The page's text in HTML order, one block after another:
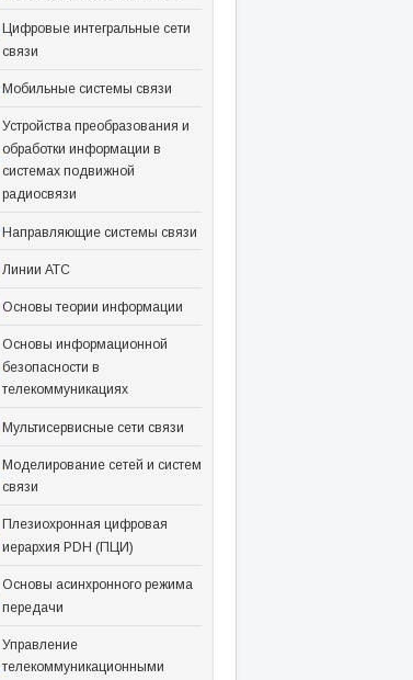
Цифровые интегральные сети
связи
Мобильные системы связи
Устройства преобразования и
обработки информации в
системах подвижной
радиосвязи
Направляющие системы связи
Линии АТС
Основы теории информации
Основы информационной
безопасности в
телекоммуникациях
Мультисервисные сети связи
Моделирование сетей и систем
связи
Плезиохронная цифровая
иерархия PDH (ПЦИ)
Основы асинхронного режима
передачи
Управление
телекоммуникационными